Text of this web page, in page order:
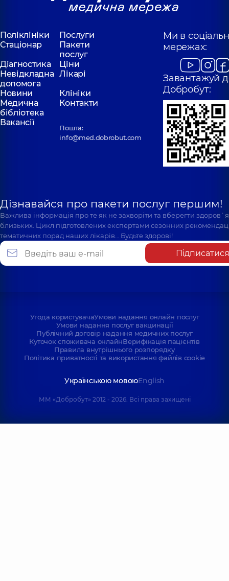
Поліклініки
Послуги
Стаціонар
Пакети
послуг
Діагностика
Ціни
Невідкладна
допомога
Лікарі
Новини
Клініки
Медична
бібліотека
Контакти
Вакансії
Пошта:
info@med.dobrobut.com
Ми в
мережах:
Завантажуй
Добробут:
Дізнавайся про пакети послуг першим!
Важлива інформація про те як не захворіти та вберегти
близьких. Цикл підготовлених експертами сезонних
тематичних порад наших лікарів… Будьте здорові!
Підписатися
Угода користувачаУмови надання онлайн послуг
Умови надання послуг вакцинації
Публічний договір надання медичних послуг
Куточок споживача онлайнВерифікація пацієнтів
Правила внутрішнього розпорядку
Політика приватності та використання файлів cookie
Українською мовоюEnglish
ММ «Добробут» 2012 - 2026. Всі права захищені